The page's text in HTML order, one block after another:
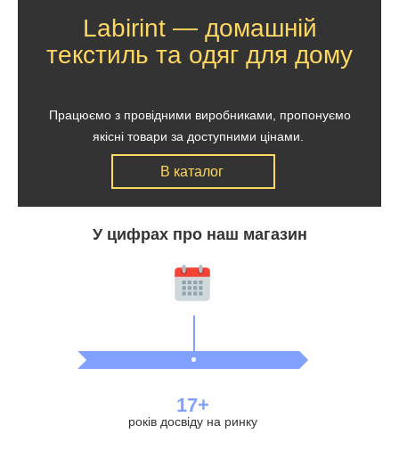
Labirint — домашній
текстиль та одяг для дому
Працюємо з провідними виробниками, пропонуємо
якісні товари за доступними цінами.
В каталог
У цифрах про наш магазин
17+
років досвіду на ринку